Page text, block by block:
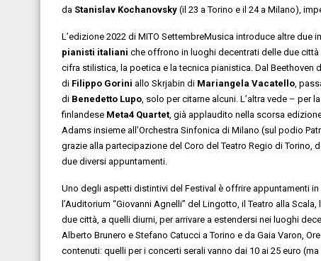
da Stanislav Kochanovsky (il 23 a Torino e il 24 a Milano),
L’edizione 2022 di MITO SettembreMusica introduce altre due
pianisti italiani che offrono in luoghi decentrati delle due
cifra stilistica, la poetica e la tecnica pianistica. Dal Beethoven
di Filippo Gorini allo Skrjabin di Mariangela Vacatello ,
di Benedetto Lupo , solo per citarne alcuni. L’altra vede – per
finlandese Meta4 Quartet , già applaudito nella scorsa
Adams insieme all’Orchestra Sinfonica di Milano (sul podio
grazie alla partecipazione del Coro del Teatro Regio di Torino,
due diversi appuntamenti.
Uno degli aspetti distintivi del Festival è offrire appuntamenti
l’Auditorium “Giovanni Agnelli” del Lingotto, il Teatro alla
due città, a quelli diurni, per arrivare a estendersi nei luoghi
Alberto Brunero e Stefano Catucci a Torino e da Gaia Varon,
contenuti: quelli per i concerti serali vanno dai 10 ai 25 euro